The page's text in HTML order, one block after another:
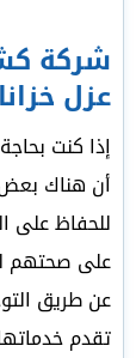
شركة
عزل
إذا كنت
أن هناك بعض
للحفاظ على
على صحتهم
عن طريق
تقدم